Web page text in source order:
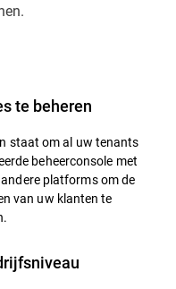
te beheren
staat om al uw tenants
beheerconsole met
platforms om de
van uw klanten te